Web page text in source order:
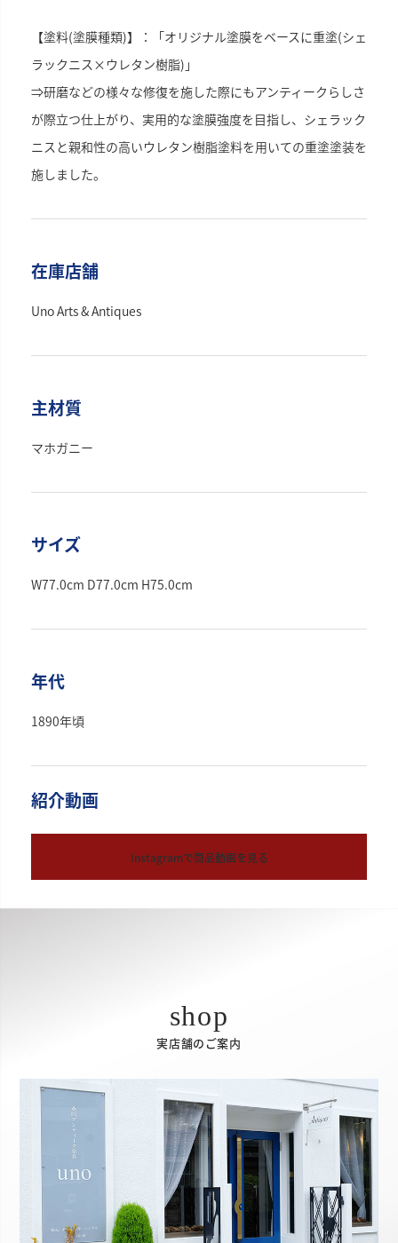
【塗料(塗膜種類)】：「オリジナル塗膜をベースに重塗(シェ
ラックニス×ウレタン樹脂)」
⇒研磨などの様々な修復を施した際にもアンティークらしさ
が際立つ仕上がり、実用的な塗膜強度を目指し、シェラック
ニスと親和性の高いウレタン樹脂塗料を用いての重塗塗装を
施しました。
在庫店舗
Uno Arts & Antiques
主材質
マホガニー
サイズ
W77.0cm D77.0cm H75.0cm
年代
1890年頃
紹介動画
Instagramで商品動画を見る
実店舗のご案内